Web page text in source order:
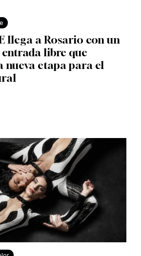
llega a Rosario con un
libre que
nueva etapa para el